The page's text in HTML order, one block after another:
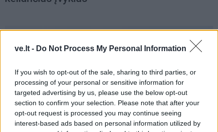
ve.lt - Do Not Process My Personal Information
If you wish to opt-out of the sale, sharing to third parties, or
processing of your personal or sensitive information for
targeted advertising by us, please use the below opt-out
section to confirm your selection. Please note that after your
opt-out request is processed you may continue seeing
interest-based ads based on personal information utilized by